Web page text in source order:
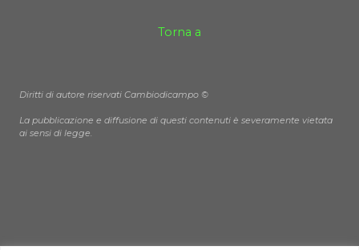
Torna a
Diritti di autore riservati Cambiodicampo ©
La pubblicazione e diffusione di questi contenuti è severamente vietata
ai sensi di legge.